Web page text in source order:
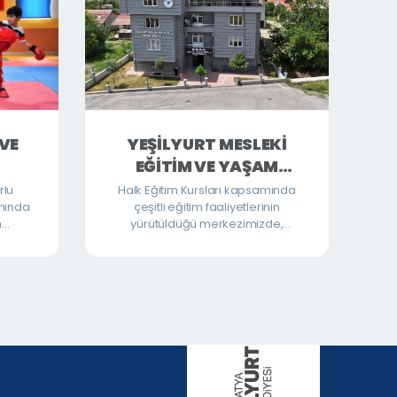
YEŞİLYURT MESLEKİ
EĞİTİM VE YAŞAM
MERKEZİ
Halk Eğitim Kursları kapsamında
çeşitli eğitim faaliyetlerinin
yürütüldüğü merkezimizde,
kurslarıyla vatandaşlarımızın hem
kişisel gelişimlerine hem de
mesleki becerilerine katkı
sağlanmaktadır. Merkezimiz,